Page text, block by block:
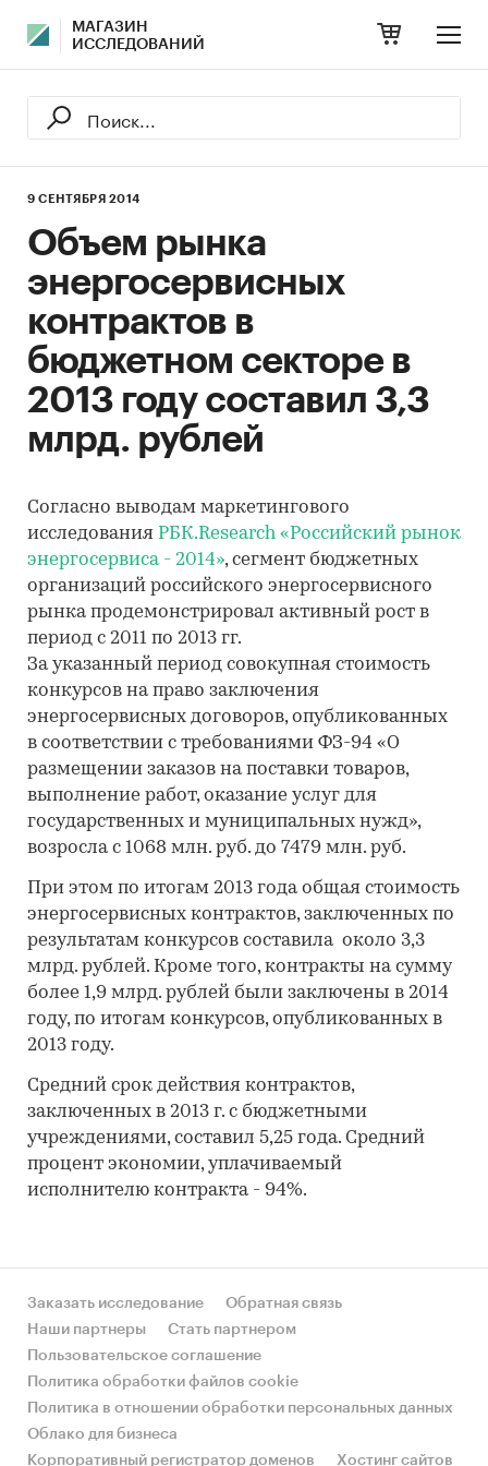
МАГАЗИН
ИССЛЕДОВАНИЙ
9 СЕНТЯБРЯ 2014
Объем рынка
энергосервисных
контрактов в
бюджетном секторе в
2013 году составил 3,3
млрд. рублей
Согласно выводам маркетингового
исследования РБК.Research «Российский рынок
энергосервиса - 2014», сегмент бюджетных
организаций российского энергосервисного
рынка продемонстрировал активный рост в
период с 2011 по 2013 гг.
За указанный период совокупная стоимость
конкурсов на право заключения
энергосервисных договоров, опубликованных
в соответствии с требованиями ФЗ-94 «О
размещении заказов на поставки товаров,
выполнение работ, оказание услуг для
государственных и муниципальных нужд»,
возросла с 1068 млн. руб. до 7479 млн. руб.
При этом по итогам 2013 года общая стоимость
энергосервисных контрактов, заключенных по
результатам конкурсов составила около 3,3
млрд. рублей. Кроме того, контракты на сумму
более 1,9 млрд. рублей были заключены в 2014
году, по итогам конкурсов, опубликованных в
2013 году.
Средний срок действия контрактов,
заключенных в 2013 г. с бюджетными
учреждениями, составил 5,25 года. Средний
процент экономии, уплачиваемый
исполнителю контракта - 94%.
Заказать исследование
Обратная связь
Наши партнеры
Стать партнером
Пользовательское соглашение
Политика обработки файлов cookie
Политика в отношении обработки персональных данных
Облако для бизнеса
Корпоративный регистратор доменов
Хостинг сайтов